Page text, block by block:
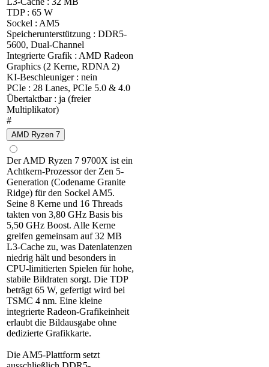
TDP : 65 W
Sockel : AM5
Speicherunterstützung : DDR5-
5600, Dual-Channel
Integrierte Grafik : AMD Radeon
Graphics (2 Kerne, RDNA 2)
KI-Beschleuniger : nein
PCIe : 28 Lanes, PCIe 5.0 & 4.0
Übertaktbar : ja (freier
Multiplikator)
#
AMD Ryzen 7
Der AMD Ryzen 7 9700X ist ein
Achtkern-Prozessor der Zen 5-
Generation (Codename Granite
Ridge) für den Sockel AM5.
Seine 8 Kerne und 16 Threads
takten von 3,80 GHz Basis bis
5,50 GHz Boost. Alle Kerne
greifen gemeinsam auf 32 MB
L3-Cache zu, was Datenlatenzen
niedrig hält und besonders in
CPU-limitierten Spielen für hohe,
stabile Bildraten sorgt. Die TDP
beträgt 65 W, gefertigt wird bei
TSMC 4 nm. Eine kleine
integrierte Radeon-Grafikeinheit
erlaubt die Bildausgabe ohne
dedizierte Grafikkarte.
Die AM5-Plattform setzt